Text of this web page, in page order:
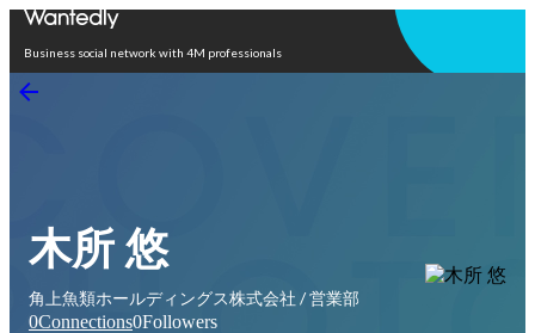
Business social network with 4M professionals
木所 悠
角上魚類ホールディングス株式会社 / 営業部
0Connections0Followers